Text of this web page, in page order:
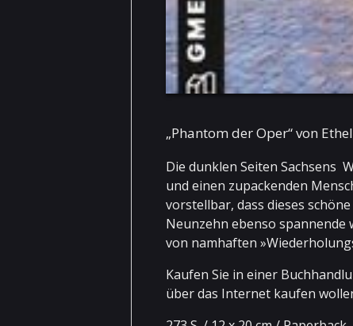
„Phantom der Oper“ von
Die dunklen Seiten Sachsens
und einen zupackenden
vorstellbar, dass dieses
Neunzehn ebenso spannende
von namhaften
Kaufen Sie in einer
über das Internet kaufen